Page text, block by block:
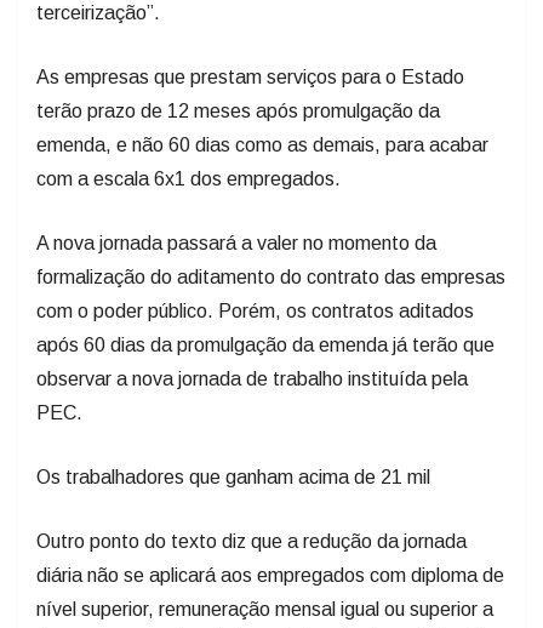
terceirização”.
As empresas que prestam serviços para o Estado
terão prazo de 12 meses após promulgação da
emenda, e não 60 dias como as demais, para acabar
com a escala 6x1 dos empregados.
A nova jornada passará a valer no momento da
formalização do aditamento do contrato das empresas
com o poder público. Porém, os contratos aditados
após 60 dias da promulgação da emenda já terão que
observar a nova jornada de trabalho instituída pela
PEC.
Os trabalhadores que ganham acima de 21 mil
Outro ponto do texto diz que a redução da jornada
diária não se aplicará aos empregados com diploma de
nível superior, remuneração mensal igual ou superior a